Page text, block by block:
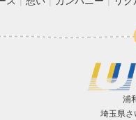
浦
埼玉県さ